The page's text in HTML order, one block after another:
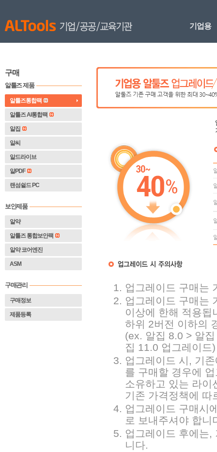
기업용
구매
알툴즈 제품
알툴즈통합팩
알툴즈 AI통합팩
알집
알씨
알드라이브
알PDF
랜섬쉴드 PC
보안제품
알약
알툴즈 통합보안팩
알약 코어엔진
ASM
구매관리
구매정보
제품등록
업그레이드 구매는
업그레이드 구매는
이상에 한해 적용됩
하위 2버전 이하의
(ex. 알집 8.0 > 알
집 11.0 업그레이드)
업그레이드 시, 기
를 구매할 경우에
소유하고 있는 라이
기존 가격정책에 따
업그레이드 구매시
로 보내주셔야 합니
업그레이드 후에는,
니다.